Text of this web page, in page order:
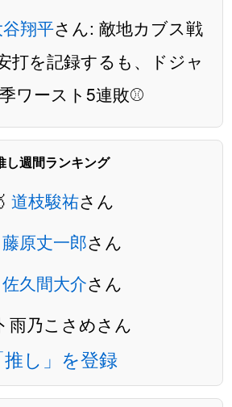
翔平さん: 敵地カブス戦
打を記録するも、ドジャ
ワースト5連敗⚾️
し週間ランキング
道枝駿祐さん
藤原丈一郎さん
佐久間大介さん
雨乃こさめさん
推し」を登録